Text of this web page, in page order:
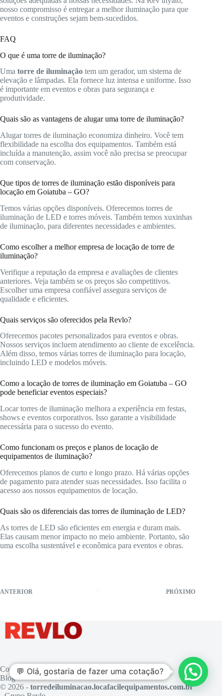
nosso compromisso é entregar a melhor iluminação para que
eventos e construções sejam bem-sucedidos.
FAQ
O que é uma torre de iluminação?
Uma torre de iluminação tem um gerador, um sistema de
elevação e lâmpadas. Ela fornece luz intensa e uniforme. Isso
é importante em eventos e obras para segurança e
produtividade.
Quais são as vantagens de alugar uma torre de iluminação?
Alugar torres de iluminação economiza dinheiro. Você tem
flexibilidade na escolha dos equipamentos. Também está
incluída a manutenção, assim você não precisa se preocupar
com conservação.
Que tipos de torres de iluminação estão disponíveis para
locação em Goiatuba – GO?
Temos várias opções disponíveis. Oferecemos torres de
iluminação de LED e torres móveis. Também temos xuxinhas
de iluminação, para diferentes necessidades e ambientes.
Como escolher a melhor empresa de locação de torre de
iluminação?
Verifique a reputação da empresa e avaliações de clientes
anteriores. Veja também se os preços são competitivos.
Escolher uma empresa confiável assegura serviços de
qualidade e eficientes.
Quais serviços são oferecidos pela Revlo?
Oferecemos pacotes personalizados para eventos e obras.
Nossos serviços incluem atendimento ao cliente de excelência.
Além disso, temos várias torres de iluminação para locação,
incluindo LED e modelos móveis.
Como a locação de torres de iluminação em Goiatuba – GO
pode beneficiar eventos especiais?
Locar torres de iluminação melhora a experiência em festas,
shows e eventos corporativos. Isso garante a visibilidade
necessária para o sucesso do evento.
Como funcionam os preços e planos de locação de
equipamentos de iluminação?
Oferecemos planos de curto e longo prazo. Há várias opções
de pagamento para atender suas necessidades. Isso facilita o
acesso aos nossos equipamentos de locação.
Quais são os diferenciais das torres de iluminação de LED?
As torres de LED são eficientes em energia e duram mais.
Elas causam menor impacto no meio ambiente. Portanto, são
uma escolha sustentável e econômica para eventos e obras.
ANTERIOR PRÓXIMO
Contato
Blog
© 2026 - torredeiluminacao.locafacilequipamentos.com.br
💬 Olá, gostaria de fazer uma cotação?